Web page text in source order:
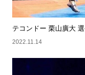
テコンドー 栗山廣大
2022.11.14